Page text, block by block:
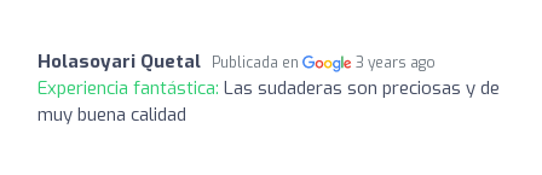
Holasoyari Quetal Publicada en 3 years ago
Experiencia fantástica: Las sudaderas son preciosas y de
muy buena calidad